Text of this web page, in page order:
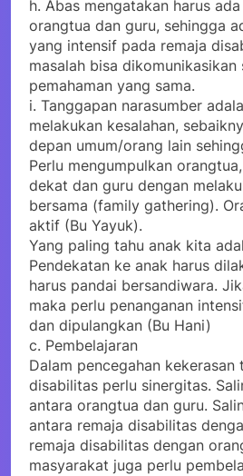
h. Abas mengatakan harus
orangtua dan guru, sehingga
yang intensif pada remaja
masalah bisa
pemahaman yang sama.
i. Tanggapan narasumber
melakukan kesalahan,
depan umum/orang lain
Perlu mengumpulkan
dekat dan guru dengan
bersama (family gathering).
aktif (Bu Yayuk).
Yang paling tahu anak kita
Pendekatan ke anak harus
harus pandai bersandiwara.
maka perlu penanganan
dan dipulangkan (Bu Hani)
c. Pembelajaran
Dalam pencegahan kekerasan
disabilitas perlu sinergitas.
antara orangtua dan guru.
antara remaja disabilitas
remaja disabilitas dengan
masyarakat juga perlu